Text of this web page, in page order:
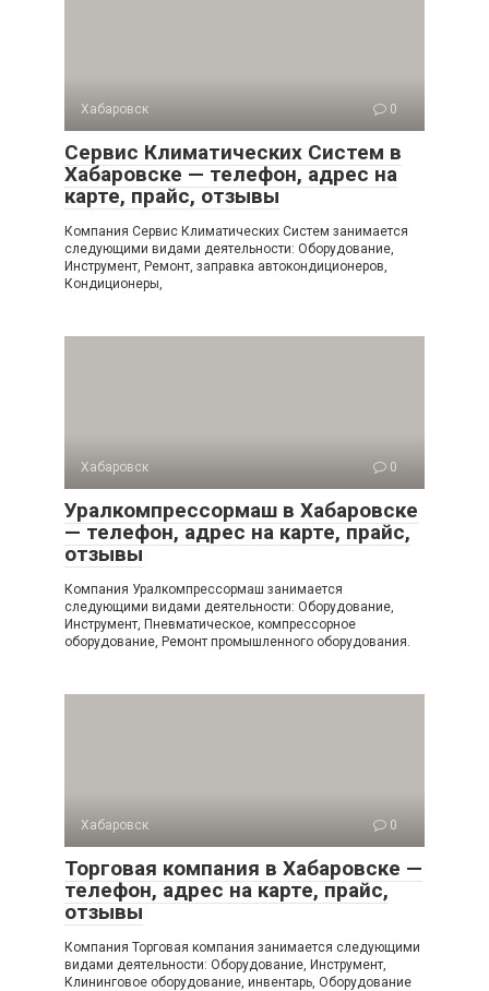
Хабаровск 0
Сервис Климатических Систем в
Хабаровске — телефон, адрес на
карте, прайс, отзывы
Компания Сервис Климатических Систем занимается
следующими видами деятельности: Оборудование,
Инструмент, Ремонт, заправка автокондиционеров,
Кондиционеры,
Хабаровск 0
Уралкомпрессормаш в Хабаровске
— телефон, адрес на карте, прайс,
отзывы
Компания Уралкомпрессормаш занимается
следующими видами деятельности: Оборудование,
Инструмент, Пневматическое, компрессорное
оборудование, Ремонт промышленного оборудования.
Хабаровск 0
Торговая компания в Хабаровске —
телефон, адрес на карте, прайс,
отзывы
Компания Торговая компания занимается следующими
видами деятельности: Оборудование, Инструмент,
Клининговое оборудование, инвентарь, Оборудование